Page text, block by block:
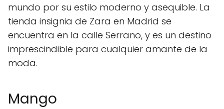
mundo por su estilo moderno y asequible. La
tienda insignia de Zara en Madrid se
encuentra en la calle Serrano, y es un destino
imprescindible para cualquier amante de la
moda.
Mango